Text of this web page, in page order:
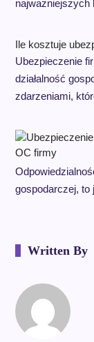
Ile kosztuje
Ubezpieczenie
działalność
zdarzeniami,
gospodarczej,
Written By